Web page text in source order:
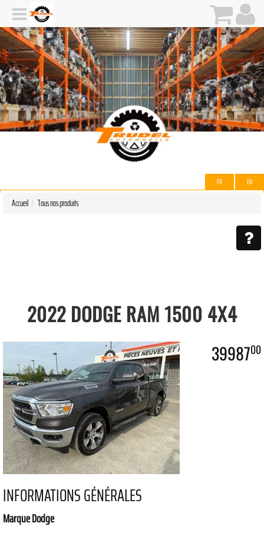
FR EN
Accueil Tous nos produits
2022 DODGE RAM 1500 4X4
3998700
INFORMATIONS GÉNÉRALES
Marque Dodge